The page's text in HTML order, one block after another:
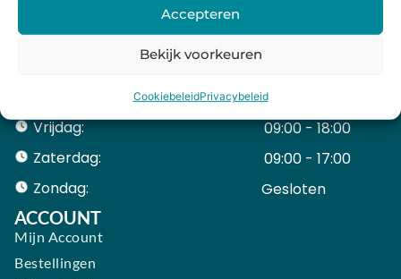
Accepteren
Bekijk voorkeuren
CookiebeleidPrivacybeleid
Dinsdag:
09:00 - 18:00
09:00 - 18:00
Vrijdag:
09:00 - 18:00
Zaterdag:
09:00 - 17:00
Zondag:
Gesloten ​ ​ ​ ​ ​ ​ ​
ACCOUNT
Mijn Account
Bestellingen